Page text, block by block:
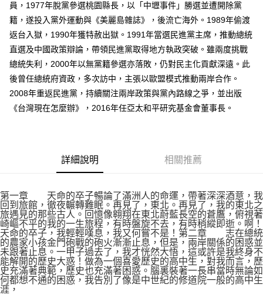
員，1977年脫黨參選桃園縣長，以「中壢事件」勝選並遭開除黨
籍，遂投入黨外運動與《美麗島雜誌》，後流亡海外。1989年偷渡
返台入獄，1990年獲特赦出獄。1991年當選民進黨主席，推動總統
直選及中國政策辯論，帶領民進黨取得地方執政突破。雖兩度挑戰
總統失利，2000年以無黨籍參選亦落敗，仍對民主化貢獻深遠。此
後曾任總統府資政，多次訪中，主張以歐盟模式推動兩岸合作。
2008年重返民進黨，持續關注兩岸政策與黨內路線之爭，並出版
《台灣現在怎麼辦》，2016年任亞太和平研究基金會董事長。
詳細說明 相關推薦
第一章 天命的卒子暢論了滿洲人的命運，帶著深深酒意，我
回到旅館，徹夜輾轉難眠。再見了，東北。再見了，我的東北之
旅遇見的那些古人。回憶像翱翔在東北蔚藍長空的蒼鷹，俯視著
崎嶇不平的我的一生旅程，有時盤旋不去，有時稍縱即逝。啊！
天命的卒子，我輕輕嘆息，我又何嘗不是！第二章 志在總統
的農家小孩金門砲戰的砲火漸漸止息，但是，兩岸關係的困惑並
未跟著止息。一甲子過去了，我才恍然大悟，這或許是我終身不
能解開的歷史大惑！做為一個喜愛歷史的高中生，對我而言，歷
史充滿著典範，歷史也充滿著困惑。腦裏裝著一長串當時無論如
何都想不通的困惑，我告別了像是中世紀的修道院一般的高中生
涯，